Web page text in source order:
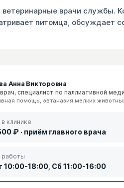
врачи службы.
питомца, обсуждает
Анна Викторовна
специалист по паллиативной
помощь, эвтаназия мелких
клинике
₽ · приём главного врача
работы
10:00-18:00, Сб 11:00-16:00